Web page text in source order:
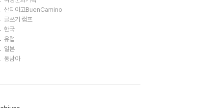
산티아고BuenCamino
글쓰기 캠프
한국
유럽
일본
동남아